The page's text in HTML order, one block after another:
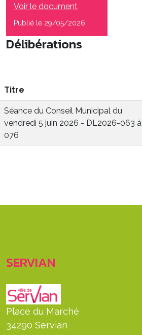
Voir le document
Publié le 29/05/2026
Délibérations
Titre
Séance du Conseil Municipal du
vendredi 5 juin 2026 - DL2026-063 à
076
SERVIAN
Place du Marché
34290 Servian